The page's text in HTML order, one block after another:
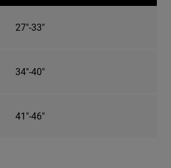
27"-33"
34"-40"
41"-46"